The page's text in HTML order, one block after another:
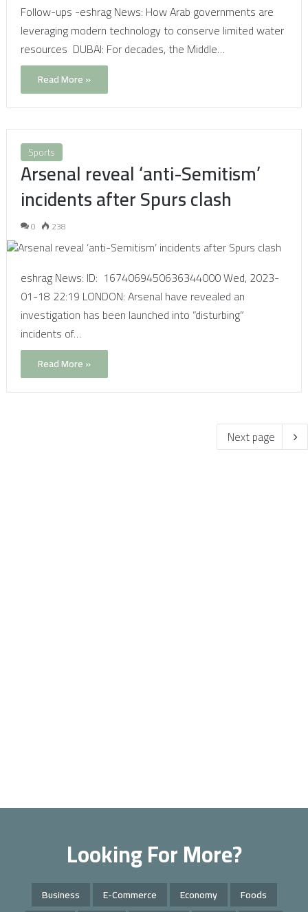
Follow-ups -eshrag News: How Arab governments are
leveraging modern technology to conserve limited water
resources DUBAI: For decades, the Middle…
Read More »
Sports
Arsenal reveal ‘anti-Semitism’
incidents after Spurs clash
0 238
eshrag News: ID: 1674069450636344000 Wed, 2023-
01-18 22:19 LONDON: Arsenal have revealed an
investigation has been launched into “disturbing”
incidents of…
Read More »
Next page
Looking For More?
Business E-Commerce Economy
Foods